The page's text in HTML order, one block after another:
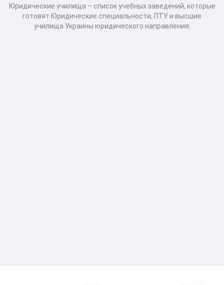
Юридические училища – список учебных заведений, которые
готовят Юридические специальности, ПТУ и высшие
училища Украины юридического направления.